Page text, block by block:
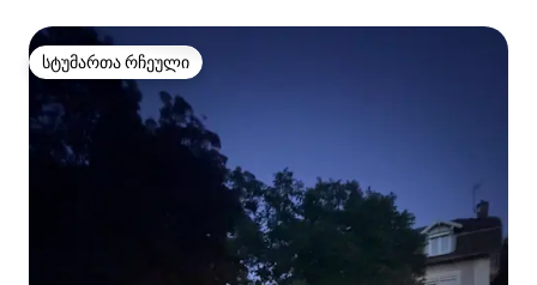
სტუმართა რჩეული
სტუმართა რჩეული